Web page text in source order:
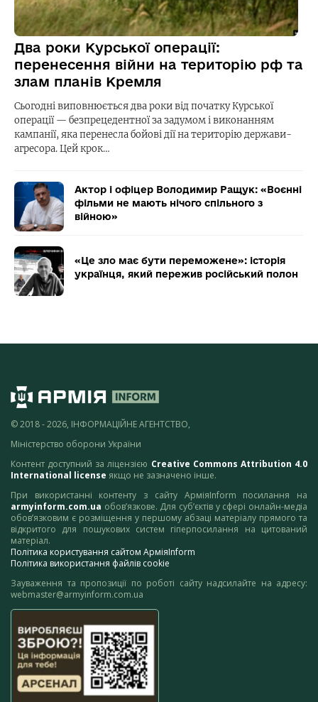
Два роки Курської операції:
перенесення війни на територію рф та
злам планів Кремля
Сьогодні виповнюється два роки від початку Курської
операції — безпрецедентної за задумом і виконанням
кампанії, яка перенесла бойові дії на територію держави-
агресора. Цей крок…
Актор і офіцер Володимир Ращук: «Воєнні
фільми не мають нічого спільного з
війною»
«Це зло має бути переможене»: історія
українця, який пережив російський полон
© 2018 - 2026, ІНФОРМАЦІЙНЕ АГЕНТСТВО,
Міністерство оборони України
Контент доступний за ліцензією Creative Commons Attribution 4.0
International license якщо не зазначено інше.
При використанні контенту з сайту АрміяInform посилання на
armyinform.com.ua обов’язкове. Для суб’єктів у сфері онлайн-медіа
обов’язковим є розміщення у першому абзаці матеріалу прямого та
відкритого для пошукових систем гіперпосилання на цитований
матеріал.
Політика користування сайтом АрміяInform
Політика використання файлів cookie
Зауваження та пропозиції по роботі сайту надсилайте на адресу:
webmaster@armyinform.com.ua